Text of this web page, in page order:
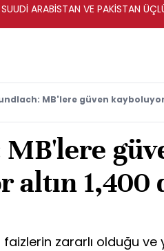
SUUDİ ARABİSTAN VE PAKİSTAN
MB'lere güven
altın 1,400
zararlı olduğu ve